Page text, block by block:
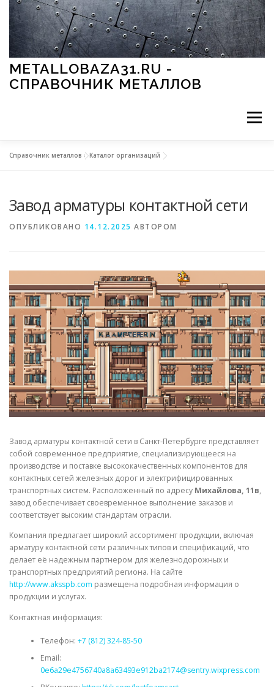
Перейти к содержимому
METALLOBAZA31.RU -
СПРАВОЧНИК МЕТАЛЛОВ
Меню
МЕТАЛЛЫ И ОКРУЖАЮЩАЯ СРЕДА
СВОЙСТВА МЕТАЛЛОВ СОРТА МЕТАЛЛОВ
СТАТЬИ
Справочник металлов »Каталог организаций
Завод арматуры контактной сети
ОПУБЛИКОВАНО 14.12.2025 АВТОРОМ
Завод арматуры контактной сети в Санкт-Петербурге представляет
собой современное предприятие, специализирующееся на
производстве и поставке высококачественных компонентов для
контактных сетей железных дорог и электрифицированных
транспортных систем. Расположенный по адресу Михайлова, 11в,
завод обеспечивает своевременное выполнение заказов и
соответствует высоким стандартам отрасли.
Компания предлагает широкий ассортимент продукции, включая
арматуру контактной сети различных типов и спецификаций, что
делает её надежным партнером для железнодорожных и
транспортных предприятий региона. На сайте
http://www.aksspb.com размещена подробная информация о
продукции и услугах.
Контактная информация:
Телефон: +7 (812) 324-85-50
Email:
0e6a29e4756740a8a63493e912ba2174@sentry.wixpress.com